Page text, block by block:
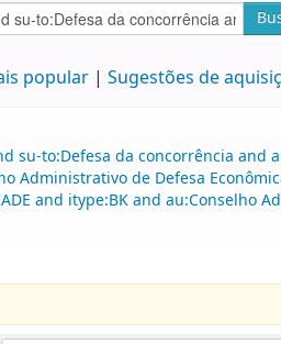
popular Sugestões de
su-to:Defesa da concorrência and
Administrativo de Defesa
and itype:BK and au:Conselho